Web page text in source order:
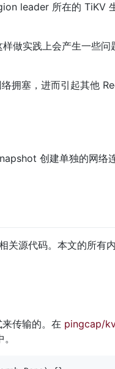
leader 所在的 TiKV
做实践上会产生一些问
拥塞，进而引起其他
创建单独的网络
关源代码。本文的所有
传输的。在 pingcap/